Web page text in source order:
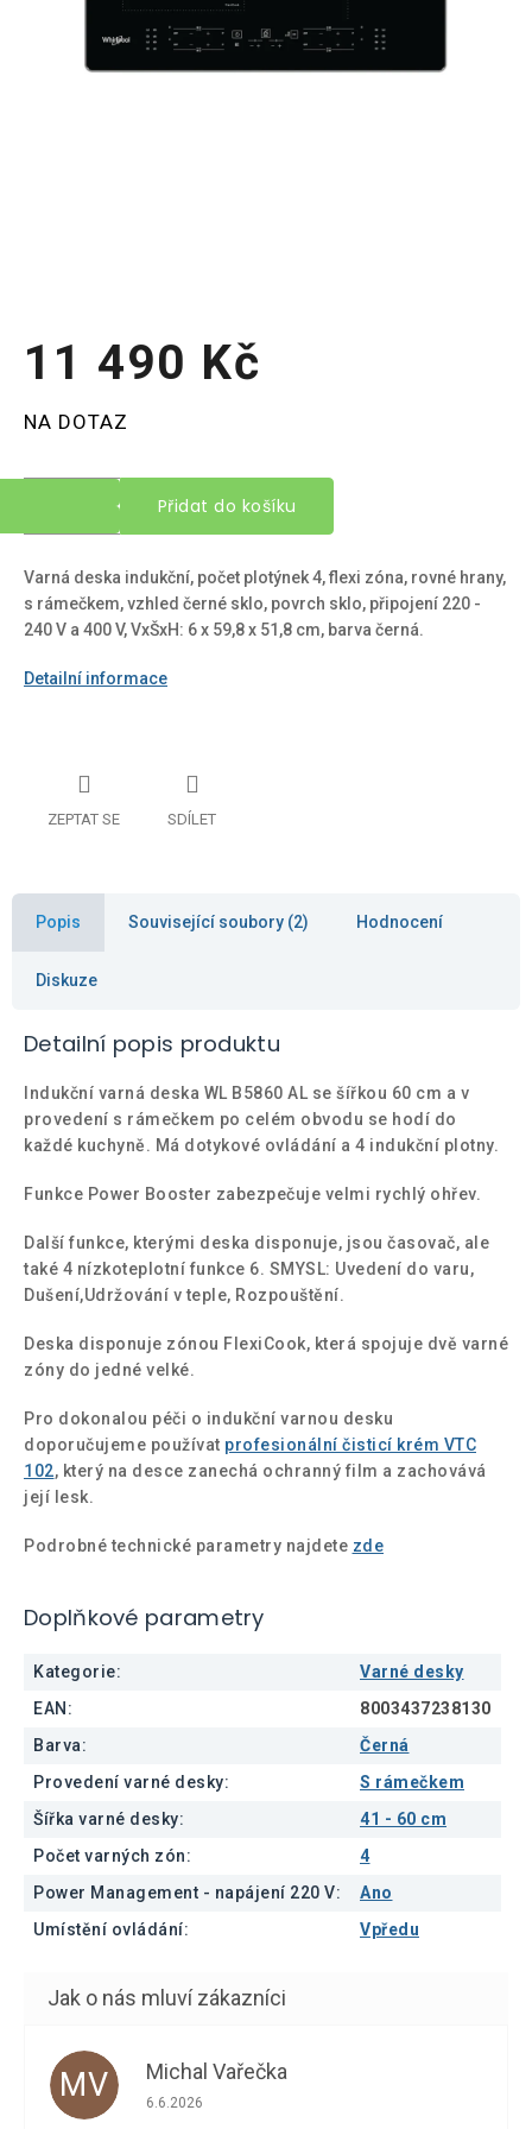
11 490 Kč
cena:
NA DOTAZ
Přidat do košíku
Varná deska indukční, počet plotýnek 4, flexi zóna, rovné hrany,
s rámečkem, vzhled černé sklo, povrch sklo, připojení 220 -
240 V a 400 V, VxŠxH: 6 x 59,8 x 51,8 cm, barva černá.
Detailní informace
ZEPTAT SE SDÍLET
Popis Související soubory (2) Hodnocení
Diskuze
Detailní popis produktu
Indukční varná deska WL B5860 AL se šířkou 60 cm a v
provedení s rámečkem po celém obvodu se hodí do
každé kuchyně. Má dotykové ovládání a 4 indukční plotny.
Funkce Power Booster zabezpečuje velmi rychlý ohřev.
Další funkce, kterými deska disponuje, jsou časovač, ale
také 4 nízkoteplotní funkce 6. SMYSL: Uvedení do varu,
Dušení,Udržování v teple, Rozpouštění.
Deska disponuje zónou FlexiCook, která spojuje dvě varné
zóny do jedné velké.
Pro dokonalou péči o indukční varnou desku
doporučujeme používat profesionální čisticí krém VTC
102, který na desce zanechá ochranný film a zachovává
její lesk.
Podrobné technické parametry najdete zde
Doplňkové parametry
Kategorie:
Varné desky
EAN:
8003437238130
Barva:
Černá
Provedení varné desky:
S rámečkem
Šířka varné desky:
41 - 60 cm
Počet varných zón:
4
Power Management - napájení 220 V:
Ano
Umístění ovládání: Vpředu
MV Michal Vařečka
Hodnocení obchodu je 5 z 5 hvězdiček.
6.6.2026